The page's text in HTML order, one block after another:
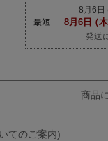
発送
商品
てのご案内)